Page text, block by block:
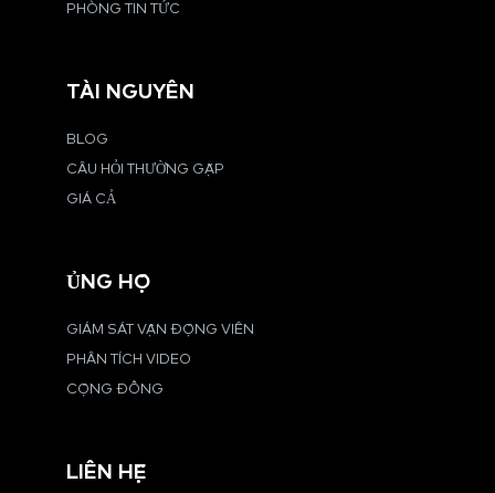
PHÒNG TIN TỨC
TÀI NGUYÊN
BLOG
CÂU HỎI THƯỜNG GẶP
GIÁ CẢ
ỦNG HỘ
GIÁM SÁT VẬN ĐỘNG VIÊN
PHÂN TÍCH VIDEO
CỘNG ĐỒNG
LIÊN HỆ